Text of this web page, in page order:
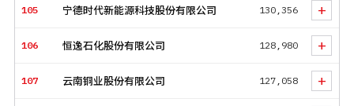
105 宁德时代新能源科技股份有限公司 130,356 +
106 恒逸石化股份有限公司 128,980 +
107 云南铜业股份有限公司 127,058 +